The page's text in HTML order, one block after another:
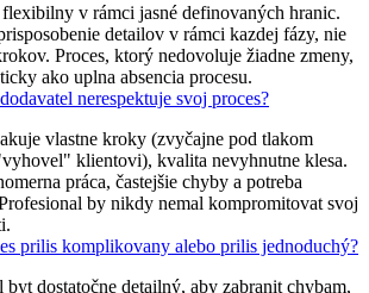
v rámci jasné definovaných hranic.
detailov v rámci kazdej fázy, nie
Proces, ktorý nedovoluje žiadne zmeny,
ako uplna absencia procesu.
nerespektuje svoj proces?
vlastne kroky (zvyčajne pod tlakom
klientovi), kvalita nevyhnutne klesa.
práca, častejšie chyby a potreba
by nikdy nemal kompromitovat svoj
prilis komplikovany alebo prilis jednoduchý?
dostatočne detailný, aby zabranit chybam,